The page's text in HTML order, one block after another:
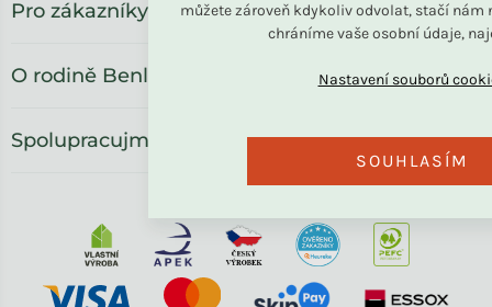
můžete zároveň kdykoliv odvolat, stačí nám
chráníme vaše osobní údaje,
SOUHLASÍM
Pro zákazníky
O rodině Benlemi
Spolupracujme